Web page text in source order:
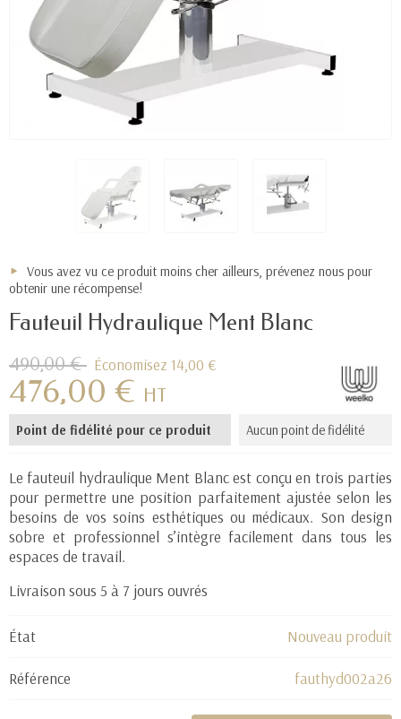
Vous avez vu ce produit moins cher ailleurs, prévenez nous pour
obtenir une récompense!
Fauteuil Hydraulique Ment Blanc
490,00 € Économisez 14,00 €
476,00 € HT
Point de fidélité pour ce produit Aucun point de fidélité
Le fauteuil hydraulique Ment Blanc est conçu en trois parties
pour permettre une position parfaitement ajustée selon les
besoins de vos soins esthétiques ou médicaux. Son design
sobre et professionnel s’intègre facilement dans tous les
espaces de travail.
Livraison sous 5 à 7 jours ouvrés
État Nouveau produit
Référence fauthyd002a26